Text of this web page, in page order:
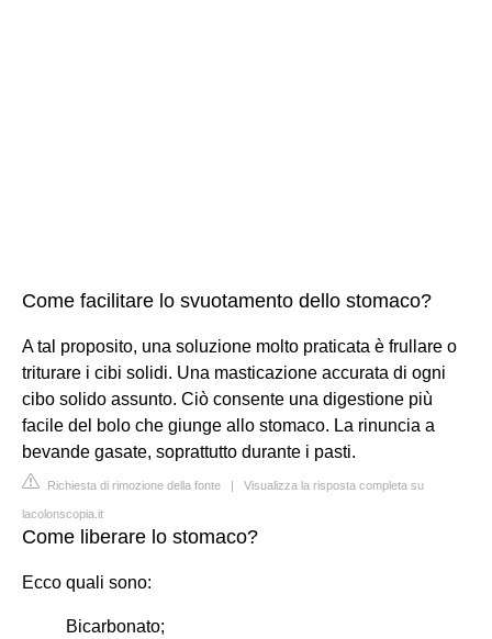
Come facilitare lo svuotamento dello stomaco?
A tal proposito, una soluzione molto praticata è frullare o
triturare i cibi solidi. Una masticazione accurata di ogni
cibo solido assunto. Ciò consente una digestione più
facile del bolo che giunge allo stomaco. La rinuncia a
bevande gasate, soprattutto durante i pasti.
Richiesta di rimozione della fonte | Visualizza la risposta completa su
lacolonscopia.it
Come liberare lo stomaco?
Ecco quali sono:
Bicarbonato;